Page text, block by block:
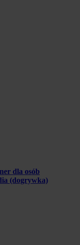
dla osób
(dogrywka)